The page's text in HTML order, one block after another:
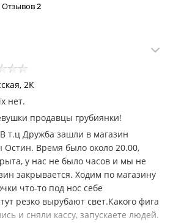
Отзывов2
2К
нет.
продавцы грубиянки!
В т.ц Дружба зашли в магазин
Остин. Время было около 20.00,
у нас не было часов и мы не
закрывается. Ходим по магазину
что-то под нос себе
резко вырубают свет.Какого фига
и сняли кассу, запускаете людей.